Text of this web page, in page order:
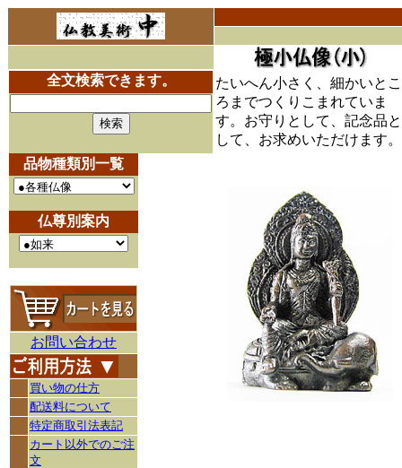
全文検索できます。
品物種類別一覧
仏尊別案内
お問い合わせ
買い物の仕方
配送料について
特定商取引法表記
カート以外でのご注
文
たいへん小さく、細かいとこ
ろまでつくりこまれていま
す。お守りとして、記念品と
して、お求めいただけます。